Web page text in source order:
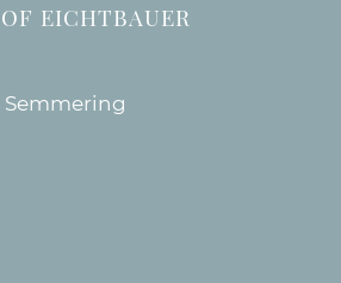
EICHTBAUER
Semmering